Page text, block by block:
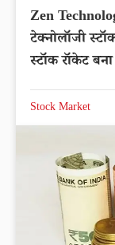
Zen
टेक्नोलॉजी
स्टॉक रॉकेट बना
Stock Market